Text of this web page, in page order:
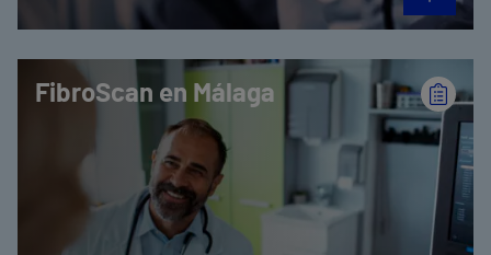
FibroScan en Málaga